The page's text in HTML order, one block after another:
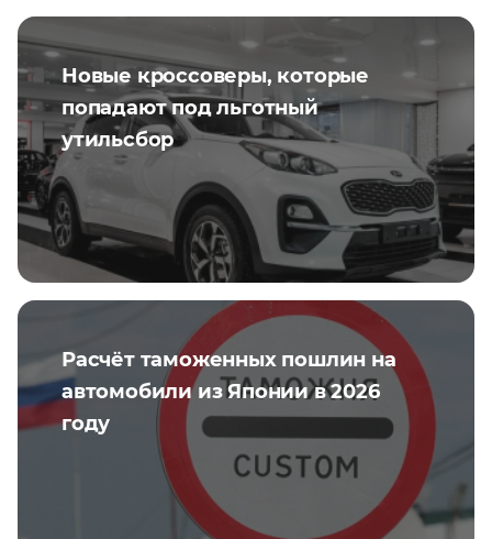
Новые кроссоверы, которые
попадают под льготный
утильсбор
Расчёт таможенных пошлин на
автомобили из Японии в 2026
году